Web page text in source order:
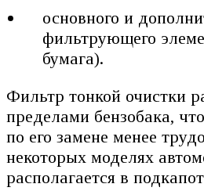
основного и
фильтрующего
бумага).
Фильтр тонкой очистки
пределами бензобака,
по его замене менее
некоторых моделях
располагается в